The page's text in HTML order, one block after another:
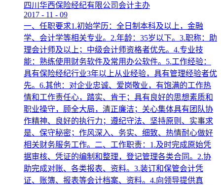
四川华西保险经纪有限公司会计主办
2017 - 11 - 09
一、任职要求1.初始学历：全日制本科及以上，金融
学、会计学等相关专业。2.年龄：35岁以下。3.职称：助
理会计师及以上；中级会计师资格者优先。4.专业技
能：熟练使用财务软件及常用办公软件。5.工作经验：
具有保险经纪行业3年以上从业经验，具有管理经验者优
先。6.其他：对企业忠诚、爱岗敬业，有饱满的工作热
情和工作责任心，踏实、肯干；具有良好的思想素质和
职业操守，顾全大局，清正廉洁；关心集体具有团队协
作精神、良好的执行力；遵纪守法、坚持原则、实事求
是、保守秘密；作风深入、务实、细致、热情耐心做好
相关财务服务工作。二、工作职责：1.及时完成原始凭
据审核、凭证的编制和整理，登记管理各类合同。2.协
助完成对账、各类报表、资料。3.装订和保管会计凭
证、账簿、报表等会计档案、资料。4.向领导提供真